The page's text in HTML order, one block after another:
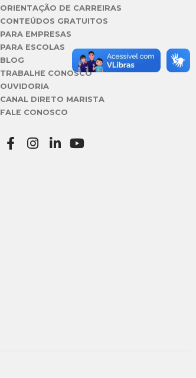
ORIENTAÇÃO DE CARREIRAS
CONTEÚDOS GRATUITOS
PARA EMPRESAS
PARA ESCOLAS
BLOG
TRABALHE CONOSCO
OUVIDORIA
CANAL DIRETO MARISTA
FALE CONOSCO